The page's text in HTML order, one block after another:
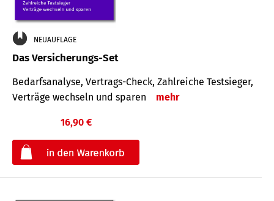
NEUAUFLAGE
Das Versicherungs-Set
Bedarfsanalyse, Vertrags-Check, Zahlreiche Testsieger,
Verträge wechseln und sparen
mehr
16,90 €